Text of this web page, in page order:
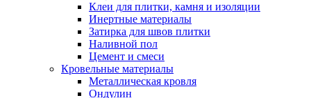
Клеи для плитки, камня и изоляции
Инертные материалы
Затирка для швов плитки
Наливной пол
Цемент и смеси
Кровельные материалы
Металлическая кровля
Ондулин